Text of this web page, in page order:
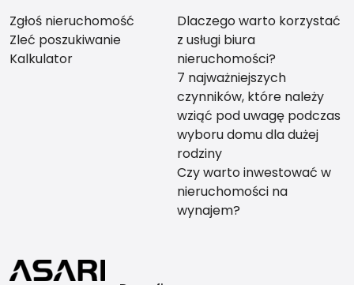
Zgłoś nieruchomość
Zleć poszukiwanie
Kalkulator
Dlaczego warto korzystać
z usługi biura
nieruchomości?
7 najważniejszych
czynników, które należy
wziąć pod uwagę podczas
wyboru domu dla dużej
rodziny
Czy warto inwestować w
nieruchomości na
wynajem?